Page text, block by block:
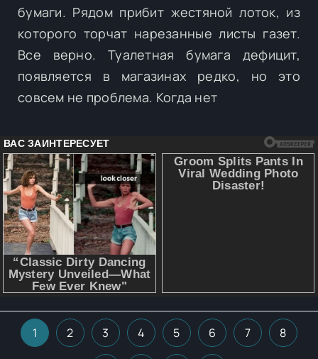
бумаги. Рядом прибит жестяной лоток, из
которого торчат нарезанные листы газет.
Все верно. Туалетная бумага дефицит,
появляется в магазинах редко, но это
совсем не проблема. Когда нет
1 2 3 4 5 6 7 8